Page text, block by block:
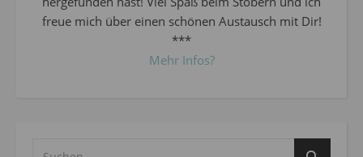
freue mich über einen schönen Austausch mit Dir!
***
Mehr Infos?